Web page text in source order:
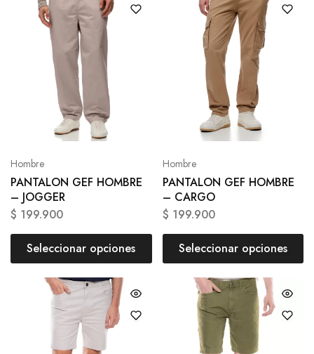
Hombre
PANTALON GEF HOMBRE
– JOGGER
$ 199.900
Seleccionar opciones
Hombre
PANTALON GEF HOMBRE
– CARGO
$ 199.900
Seleccionar opciones